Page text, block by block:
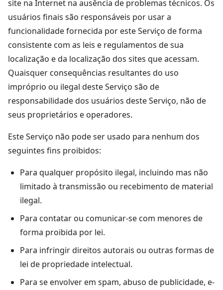
site na Internet na ausência de problemas técnicos. Os
usuários finais são responsáveis por usar a
funcionalidade fornecida por este Serviço de forma
consistente com as leis e regulamentos de sua
localização e da localização dos sites que acessam.
Quaisquer consequências resultantes do uso
impróprio ou ilegal deste Serviço são de
responsabilidade dos usuários deste Serviço, não de
seus proprietários e operadores.
Este Serviço não pode ser usado para nenhum dos
seguintes fins proibidos:
Para qualquer propósito ilegal, incluindo mas não
limitado à transmissão ou recebimento de material
ilegal.
Para contatar ou comunicar-se com menores de
forma proibida por lei.
Para infringir direitos autorais ou outras formas de
lei de propriedade intelectual.
Para se envolver em spam, abuso de publicidade, e-